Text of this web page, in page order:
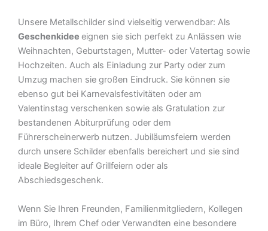
Unsere Metallschilder sind vielseitig verwendbar: Als
Geschenkidee eignen sie sich perfekt zu Anlässen wie
Weihnachten, Geburtstagen, Mutter- oder Vatertag sowie
Hochzeiten. Auch als Einladung zur Party oder zum
Umzug machen sie großen Eindruck. Sie können sie
ebenso gut bei Karnevalsfestivitäten oder am
Valentinstag verschenken sowie als Gratulation zur
bestandenen Abiturprüfung oder dem
Führerscheinerwerb nutzen. Jubiläumsfeiern werden
durch unsere Schilder ebenfalls bereichert und sie sind
ideale Begleiter auf Grillfeiern oder als
Abschiedsgeschenk.
Wenn Sie Ihren Freunden, Familienmitgliedern, Kollegen
im Büro, Ihrem Chef oder Verwandten eine besondere